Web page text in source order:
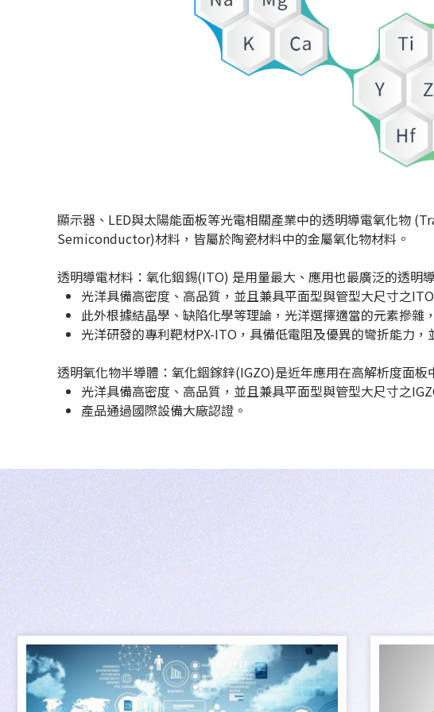
顯示器、LED與太陽能面板等光電相關產業中的透明導電氧化物
Semiconductor)材料，皆屬於陶瓷材料中的金屬氧化物材料。
透明導電材料：氧化銦錫(ITO) 是用量最大、應用也最廣泛的透明
光洋具備高密度、高品質，並且兼具平面型與管型大尺寸之
此外根據結晶學、缺陷化學等理論，光洋選擇適當的元素摻
光洋研發的專利靶材PX-ITO，具備低電阻及優異的彎折能力
透明氧化物半導體：氧化銦鎵鋅(IGZO)是近年應用在高解析度面
光洋具備高密度、高品質，並且兼具平面型與管型大尺寸之
產品通過國際設備大廠認證。